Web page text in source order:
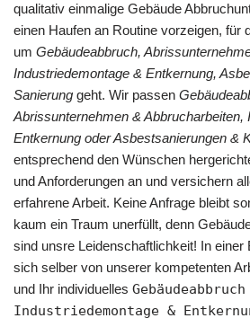
qualitativ einmalige Gebäude
einen Haufen an Routine vorzeigen, für
um Gebäudeabbruch,
Industriedemontage & Entkernung,
Sanierung geht. Wir passen
Abrissunternehmen & Abbrucharbeiten,
Entkernung oder Asbestsanierungen &
entsprechend den Wünschen
und Anforderungen an und versichern
erfahrene Arbeit. Keine Anfrage bleibt
kaum ein Traum unerfüllt, denn
sind unsre Leidenschaftlichkeit! In einer
sich selber von unserer kompetenten
und Ihr individuelles
Industriedemontage &